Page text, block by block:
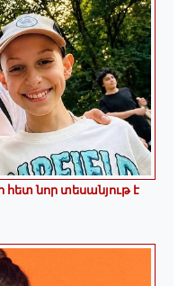
հետ նոր տեսանյութ է